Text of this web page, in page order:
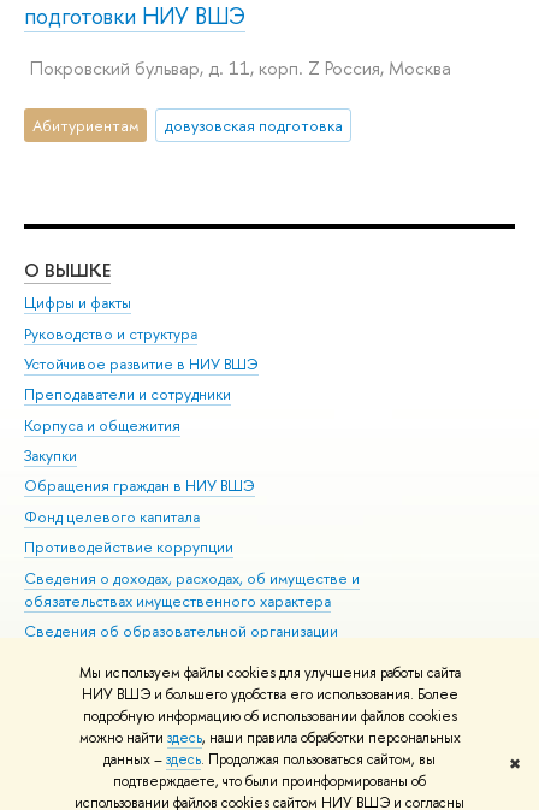
Мы используем файлы cookies для улучшения работы сайта
НИУ ВШЭ и большего удобства его использования. Более
подробную информацию об использовании файлов cookies
можно найти здесь, наши правила обработки персональных
данных –здесь. Продолжая пользоваться сайтом, вы
подтверждаете, что были проинформированы об
использовании файлов cookies сайтом НИУ ВШЭ и согласны
✖
подготовки НИУ ВШЭ
Покровский бульвар, д. 11, корп. Z Россия, Москва
Абитуриентам довузовская подготовка
О ВЫШКЕ
Цифры и факты
Руководство и структура
Устойчивое развитие в НИУ ВШЭ
Преподаватели и сотрудники
Корпуса и общежития
Закупки
Обращения граждан в НИУ ВШЭ
Фонд целевого капитала
Противодействие коррупции
Сведения о доходах, расходах, об имуществе и
обязательствах имущественного характера
Сведения об образовательной организации
Людям с ограниченными возможностями здоровья
Единая платежная страница
Работа в Вышке
© НИУ ВШЭ 1993–2026 Адреса и контакты Условия использования